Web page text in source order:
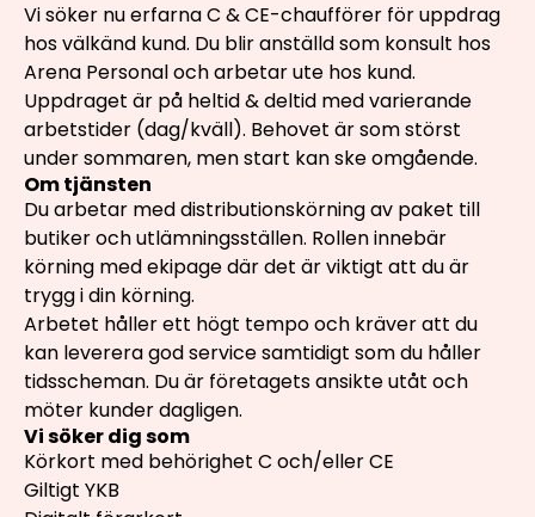
Vi söker nu erfarna C & CE-chaufförer för uppdrag
hos välkänd kund. Du blir anställd som konsult hos
Arena Personal och arbetar ute hos kund.
Uppdraget är på heltid & deltid med varierande
arbetstider (dag/kväll). Behovet är som störst
under sommaren, men start kan ske omgående.
Om tjänsten
Du arbetar med distributionskörning av paket till
butiker och utlämningsställen. Rollen innebär
körning med ekipage där det är viktigt att du är
trygg i din körning.
Arbetet håller ett högt tempo och kräver att du
kan leverera god service samtidigt som du håller
tidsscheman. Du är företagets ansikte utåt och
möter kunder dagligen.
Vi söker dig som
Körkort med behörighet C och/eller CE
Giltigt YKB